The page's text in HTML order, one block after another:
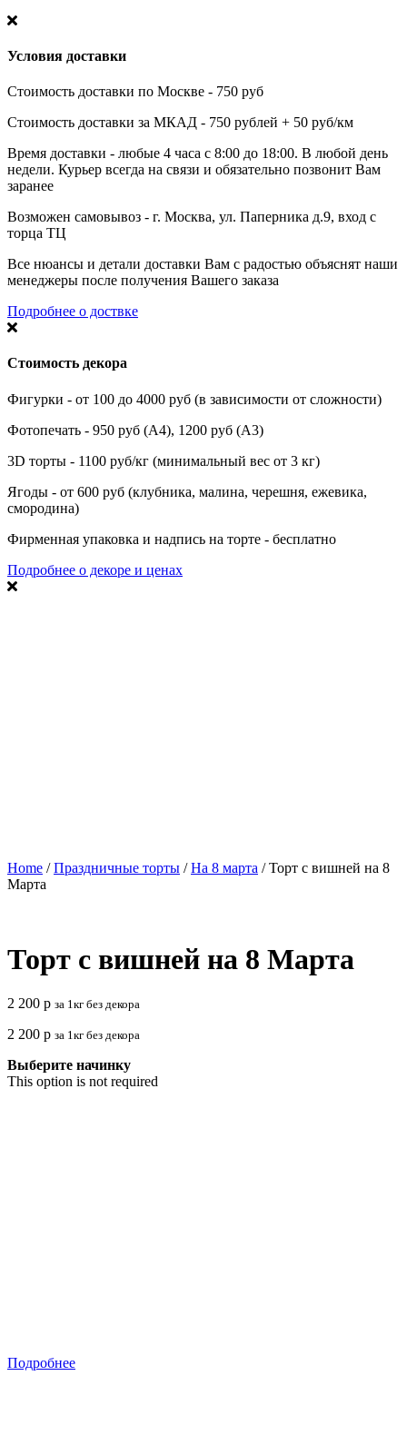
Условия доставки
Стоимость доставки по Москве - 750 руб
Стоимость доставки за МКАД - 750 рублей + 50 руб/км
Время доставки - любые 4 часа с 8:00 до 18:00. В любой день
недели. Курьер всегда на связи и обязательно позвонит Вам
заранее
Возможен самовывоз - г. Москва, ул. Паперника д.9, вход с
торца ТЦ
Все нюансы и детали доставки Вам с радостью объяснят наши
менеджеры после получения Вашего заказа
Подробнее о доствке
Стоимость декора
Фигурки - от 100 до 4000 руб (в зависимости от сложности)
Фотопечать - 950 руб (А4), 1200 руб (А3)
3D торты - 1100 руб/кг (минимальный вес от 3 кг)
Ягоды - от 600 руб (клубника, малина, черешня, ежевика,
смородина)
Фирменная упаковка и надпись на торте - бесплатно
Подробнее о декоре и ценах
Home /Праздничные торты /На 8 марта / Торт с вишней на 8
Марта
Торт с вишней на 8 Марта
2 200 р за 1кг без декора
2 200 р за 1кг без декора
Выберите начинку
This option is not required
Подробнее